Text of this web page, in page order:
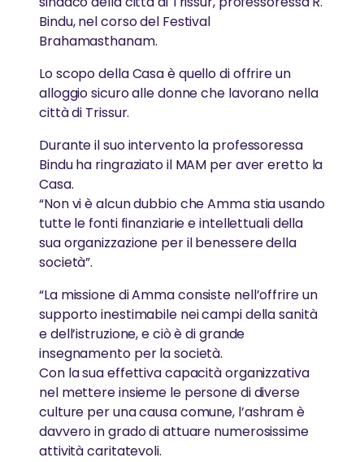
PREMI e RICONOSCIMENTI
Amma è stata riconosciuta a livello internazionale
per il suo lavoro e la sua saggezza
LE OPERE E LA MISSIONE
Una rete globale di organizzazioni non profit gestite
da volontari, guidate e ispirate da Amma
SAGGEZZA e PRATICHE SPIRITUALI
La spiritualità è la scienza che ci insegna come
vivere felici nel mondo
AMMA’S WAY – UN ABBRACCIO AL MONDO
approfondire gli insegnamenti di Amma
“L’energia dell’amore puro è dentro di te; ha
solo bisogno di risvegliarsi.”
-Amma
AMMA IN ITALIA
Scopri la visita di Amma in Italia.
LE VISITE DI SWAMI
Swami Shubamritananda Puri tiene regolarmente
conferenze e seminari
GREENFRIENDS
GreenFriends è un movimento internazionale che
promuove il rispetto per la natura
AYUDH
La prossima generazione di leader compassionevoli
GreenFriends
ALTRO
Eventi
Contribuisci
News
Bindu, nel corso del Festival
Brahamasthanam.
Lo scopo della Casa è quello di offrire un
alloggio sicuro alle donne che lavorano nella
città di Trissur.
Durante il suo intervento la professoressa
Bindu ha ringraziato il MAM per aver eretto la
Casa.
“Non vi è alcun dubbio che Amma stia usando
tutte le fonti finanziarie e intellettuali della
sua organizzazione per il benessere della
società”.
“La missione di Amma consiste nell’offrire un
supporto inestimabile nei campi della sanità
e dell’istruzione, e ciò è di grande
insegnamento per la società.
Con la sua effettiva capacità organizzativa
nel mettere insieme le persone di diverse
culture per una causa comune, l’ashram è
davvero in grado di attuare numerosissime
attività caritatevoli.